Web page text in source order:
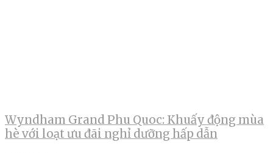
Wyndham Grand Phu Quoc: Khuấy động mùa
hè với loạt ưu đãi nghỉ dưỡng hấp dẫn